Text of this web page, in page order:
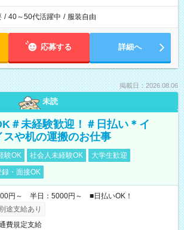
/ 40～50代活躍中 / 服装自由
応募する 詳細へ
掲載日：2026.08.06
未読
＃未経験歓迎！＃日払い＊イ
や机の運搬のお仕事
験OK 社会人未経験OK
大学生歓迎
録・面接OK
円～ 半日：5000円～ ■日払いOK！
途支給あり
費規定支給